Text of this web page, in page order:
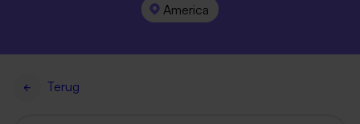
America
Terug